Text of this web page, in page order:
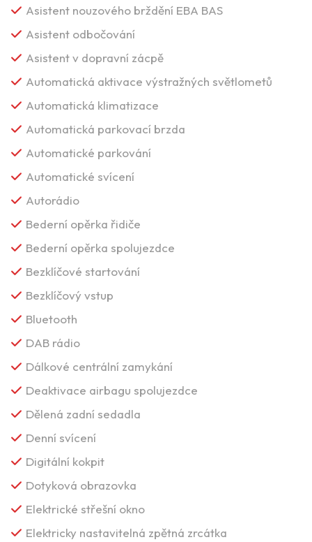
Asistent nouzového brždění EBA BAS
Asistent odbočování
Asistent v dopravní zácpě
Automatická aktivace výstražných světlometů
Automatická klimatizace
Automatická parkovací brzda
Automatické parkování
Automatické svícení
Autorádio
Bederní opěrka řidiče
Bederní opěrka spolujezdce
Bezklíčové startování
Bezklíčový vstup
Bluetooth
DAB rádio
Dálkové centrální zamykání
Deaktivace airbagu spolujezdce
Dělená zadní sedadla
Denní svícení
Digitální kokpit
Dotyková obrazovka
Elektrické střešní okno
Elektricky nastavitelná zpětná zrcátka